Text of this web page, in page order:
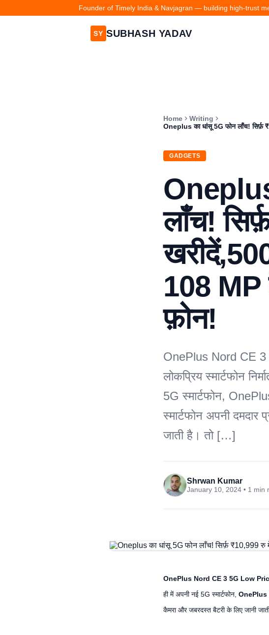
Founder of Timely India & Navjagran — building high-trust
SY SUBHASH YADAV
Home
Writing
Oneplus का धांसू 5G फोन लाँच! सिर्फ़
GADGETS
लाँच!
108 MP
फ़ोन!
OnePlus Nord CE
लोकप्रिय स्मार्टफोन
5G स्मार्टफोन,
स्मार्टफोन अपनी
जाती है। तो […]
Shrwan Kumar
January 10, 2024 • 1 min
OnePlus Nord CE 3 5G Low
ही में अपनी नई 5G स्मार्टफोन, OnePlus
कैमरा और जबरदस्त बैटरी के लिए जानी